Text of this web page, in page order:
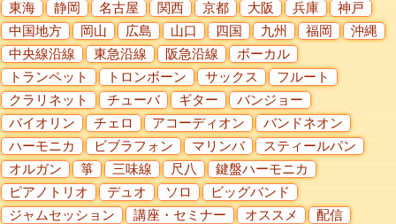
東海
静岡 名古屋 関西 京都 大阪 兵庫
神戸
中国地方
岡山 広島 山口 四国 九州 福岡
沖縄
中央線沿線
東急沿線 阪急沿線
ボーカル
トランペット
トロンボーン サックス
フルート
クラリネット
チューバ ギター
バンジョー
バイオリン
チェロ アコーディオン
バンドネオン
ハーモニカ
ビブラフォン マリンバ
スティールパン
オルガン
箏 三味線 尺八
鍵盤ハーモニカ
ピアノトリオ
デュオ ソロ
ビッグバンド
ジャムセッション
講座・セミナー オススメ 配信